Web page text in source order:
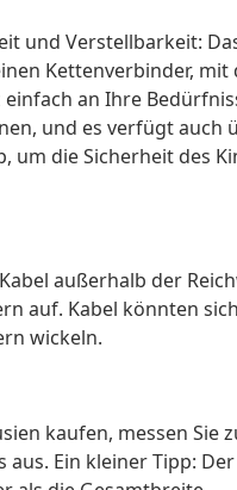
und Verstellbarkeit:
Kettenverbinder, mit
einfach an Ihre
und es verfügt auch
um die Sicherheit des
außerhalb der
auf. Kabel könnten
wickeln.
kaufen, messen Sie
aus. Ein kleiner Tipp: